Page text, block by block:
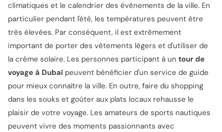
climatiques et le calendrier des événements de la ville. En
particulier pendant l'été, les températures peuvent être
très élevées. Par conséquent, il est extrêmement
important de porter des vêtements légers et d'utiliser de
la crème solaire. Les personnes participant à un tour de
voyage à Dubaïpeuvent bénéficier d'un service de guide
pour mieux connaître la ville. En outre, faire du shopping
dans les souks et goûter aux plats locaux rehausse le
plaisir de votre voyage. Les amateurs de sports nautiques
peuvent vivre des moments passionnants avec